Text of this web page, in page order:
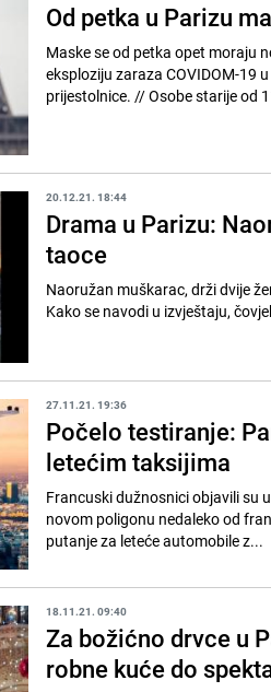
Od petka u Parizu
Maske se od petka opet moraju
eksploziju zaraza COVIDOM-19
prijestolnice. // Osobe starije
20.12.21. 18:44
Drama u Parizu:
taoce
Naoružan muškarac, drži dvije
Kako se navodi u izvještaju,
27.11.21. 19:36
Počelo testiranje:
letećim taksijima
Francuski dužnosnici objavili su
novom poligonu nedaleko od
putanje za leteće automobile z...
18.11.21. 09:40
Za božićno drvce u
robne kuće do